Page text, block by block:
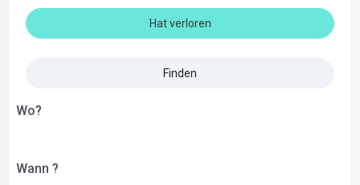
Hat verloren
Finden
Wo?
Wann ?